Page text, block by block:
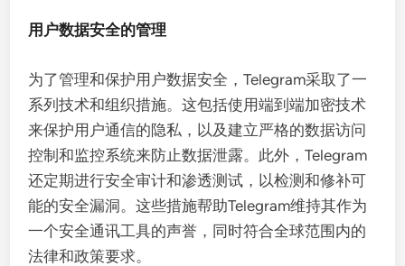
用户数据安全的管理
为了管理和保护用户数据安全，Telegram采取了一
系列技术和组织措施。这包括使用端到端加密技术
来保护用户通信的隐私，以及建立严格的数据访问
控制和监控系统来防止数据泄露。此外，Telegram
还定期进行安全审计和渗透测试，以检测和修补可
能的安全漏洞。这些措施帮助Telegram维持其作为
一个安全通讯工具的声誉，同时符合全球范围内的
法律和政策要求。